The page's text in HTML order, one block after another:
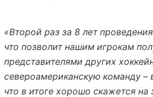
«Второй раз за 8 лет
что позволит нашим игрокам
представителями других
североамериканскую команду –
что в итоге хорошо скажется